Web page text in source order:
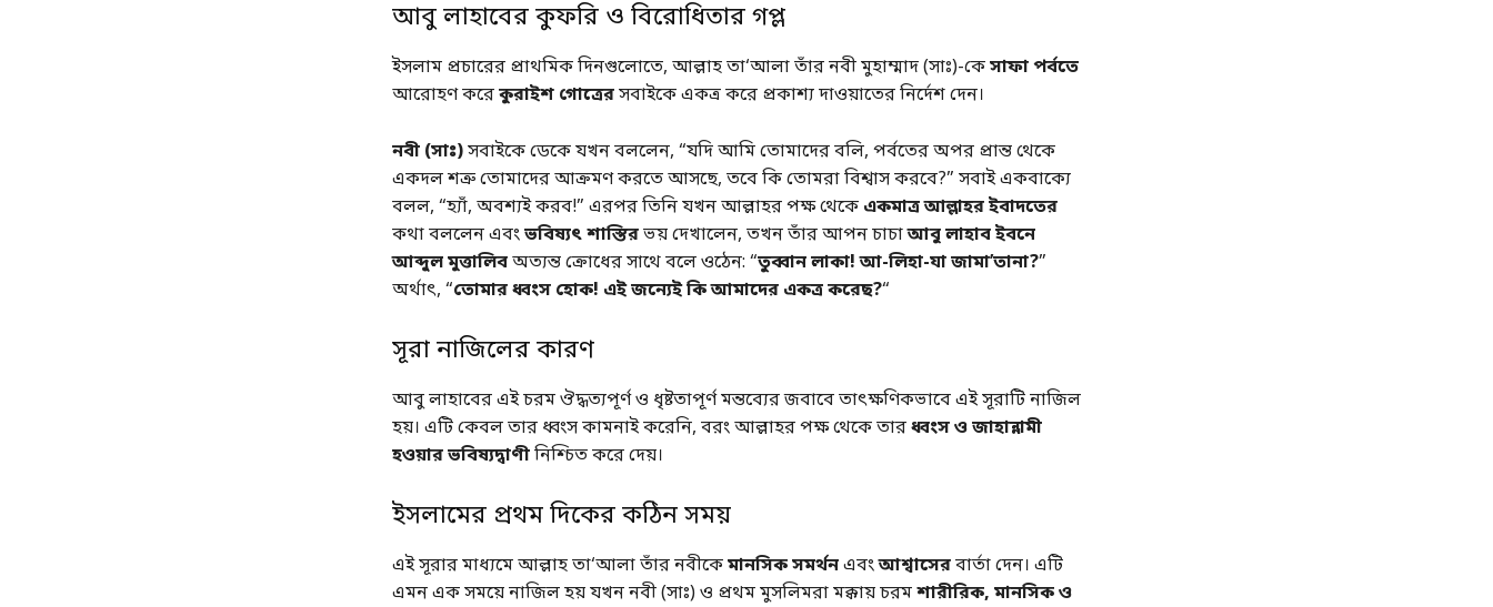
আবু লাহাবের কুফরি ও বিরোধিতার গপ্ল
ইসলাম প্রচারের প্রাথমিক দিনগুলোতে, আল্লাহ তা‘আলা তাঁর নবী মুহাম্মাদ (সাঃ)-কেসাফা পর্বতে
আরোহণ করেকুরাইশ গোত্রেরসবাইকে একত্র করে প্রকাশ্য দাওয়াতের নির্দেশ দেন।
নবী (সাঃ)সবাইকে ডেকে যখন বললেন, “যদি আমি তোমাদের বলি, পর্বতের অপর প্রান্ত থেকে
একদল শত্রু তোমাদের আক্রমণ করতে আসছে, তবে কি তোমরা বিশ্বাস করবে?” সবাই একবাক্যে
বলল, “হ্যাঁ, অবশ্যই করব!” এরপর তিনি যখন আল্লাহর পক্ষ থেকে একমাত্র আল্লাহর ইবাদতের
কথা বললেন এবংভবিষ্যৎ শাস্তিরভয় দেখালেন, তখন তাঁর আপন চাচাআবু লাহাব ইবনে
আব্দুল মুত্তালিবঅত্যন্ত ক্রোধের সাথে বলে ওঠেন: “তুব্বান লাকা! আ-লিহা-যা জামা’তানা?”
অর্থাৎ, “তোমার ধ্বংস হোক! এই জন্যেই কি আমাদের একত্র করেছ?“
সূরা নাজিলের কারণ
আবু লাহাবের এই চরম ঔদ্ধত্যপূর্ণ ও ধৃষ্টতাপূর্ণ মন্তব্যের জবাবে তাৎক্ষণিকভাবে এই সূরাটি নাজিল
হয়। এটি কেবল তার ধ্বংস কামনাই করেনি, বরং আল্লাহর পক্ষ থেকে তারধ্বংস ও জাহান্নামী
হওয়ার ভবিষ্যদ্বাণীনিশ্চিত করে দেয়।
ইসলামের প্রথম দিকের কঠিন সময়
এই সূরার মাধ্যমে আল্লাহ তা‘আলা তাঁর নবীকেমানসিক সমর্থনএবংআশ্বাসেরবার্তা দেন। এটি
এমন এক সময়ে নাজিল হয় যখন নবী (সাঃ) ও প্রথম মুসলিমরা মক্কায় চরমশারীরিক, মানসিক ও